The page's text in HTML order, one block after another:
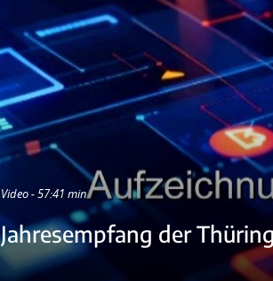
Video - 57:41 min
Jahresempfang der